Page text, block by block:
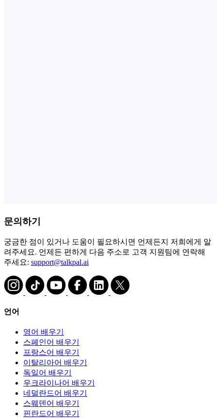
문의하기
궁금한 점이 있거나 도움이 필요하시면 언제든지 저희에게 알
려주세요. 언제든 편하게 다음 주소로 고객 지원팀에 연락해
주세요: support@talkpal.ai
언어
영어 배우기
스페인어 배우기
프랑스어 배우기
이탈리아어 배우기
독일어 배우기
우크라이나어 배우기
네덜란드어 배우기
스웨덴어 배우기
핀란드어 배우기